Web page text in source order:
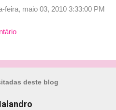
feira, maio 03, 2010 3:33:00 PM
deste blog